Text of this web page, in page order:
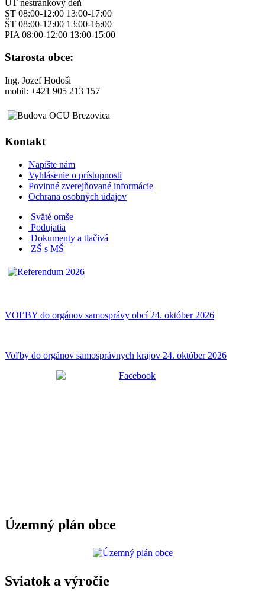
UT nestránkový deň
ST 08:00-12:00 13:00-17:00
ŠT 08:00-12:00 13:00-16:00
PIA 08:00-12:00 13:00-15:00
Starosta obce:
Ing. Jozef Hodoši
mobil: +421 905 213 157
Kontakt
Napíšte nám
Vyhlásenie o prístupnosti
Povinné zverejňované informácie
Ochrana osobných údajov
Sväté omše
Podujatia
Dokumenty a tlačivá
ZŠ s MŠ
VOĽBY do orgánov samosprávy obcí 24. október 2026
Voľby do orgánov samosprávnych krajov 24. október 2026
Územný plán obce
Sviatok a výročie